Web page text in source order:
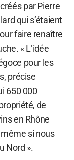
par Pierre
qui s’étaient
faire renaître
« L’idée
pour les
précise
650 000
de
en Rhône
si nous
Nord ».